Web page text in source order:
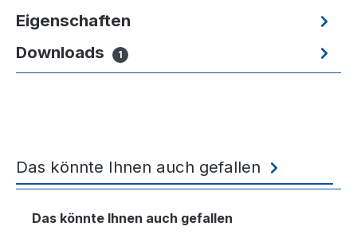
Eigenschaften
Downloads
1
Das könnte Ihnen auch gefallen
Produktgalerie überspringen
Das könnte Ihnen auch gefallen